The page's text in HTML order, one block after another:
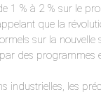
1 % à 2 % sur le
que la
sur la
des
industrielles, les